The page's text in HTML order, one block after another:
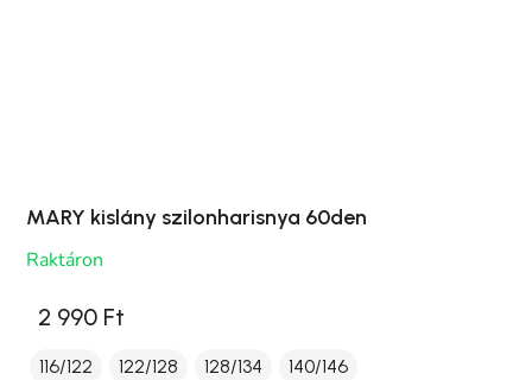
MARY kislány szilonharisnya 60den
Raktáron
2 990 Ft
116/122 122/128 128/134 140/146